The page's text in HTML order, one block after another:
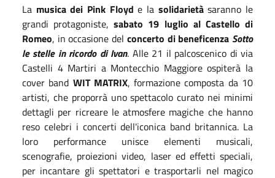
La musica dei Pink Floyd e la solidarietàsaranno le
grandi protagoniste,sabato 19 luglio al Castello di
Romeo, in occasione del concerto di beneficenza Sotto
le stelle in ricordo di Ivan. Alle 21 il palcoscenico di via
Castelli 4 Martiri a Montecchio Maggiore ospiterà la
cover band WIT MATRIX, formazione composta da 10
artisti, che proporrà uno spettacolo curato nei minimi
dettagli per ricreare le atmosfere magiche che hanno
reso celebri i concerti dell'iconica band britannica. La
loro performance unisce elementi musicali,
scenografie, proiezioni video, laser ed effetti speciali,
per incantare gli spettatori e trasportarli nel magico